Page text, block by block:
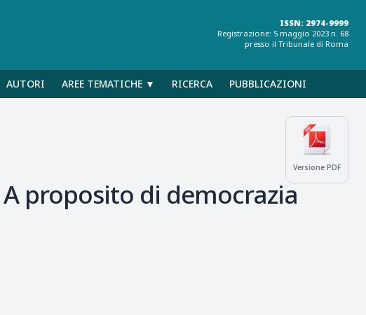
ISSN: 2974-9999
Registrazione: 5 maggio 2023 n. 68
presso il Tribunale di Roma
AUTORI AREE TEMATICHE ▼ RICERCA PUBBLICAZIONI
Versione PDF
proposito di democrazia